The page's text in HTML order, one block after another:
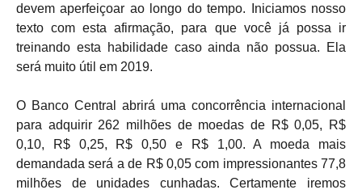
devem aperfeiçoar ao longo do tempo. Iniciamos nosso
texto com esta afirmação, para que você já possa ir
treinando esta habilidade caso ainda não possua. Ela
será muito útil em 2019.
O Banco Central abrirá uma concorrência internacional
para adquirir 262 milhões de moedas de R$ 0,05, R$
0,10, R$ 0,25, R$ 0,50 e R$ 1,00. A moeda mais
demandada será a de R$ 0,05 com impressionantes 77,8
milhões de unidades cunhadas. Certamente iremos